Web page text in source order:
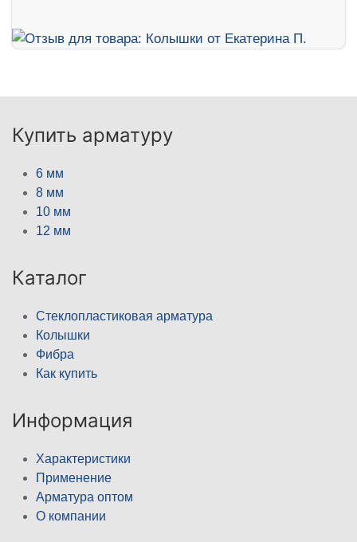
Купить арматуру
6 мм
8 мм
10 мм
12 мм
Каталог
Стеклопластиковая арматура
Колышки
Фибра
Как купить
Информация
Характеристики
Применение
Арматура оптом
О компании